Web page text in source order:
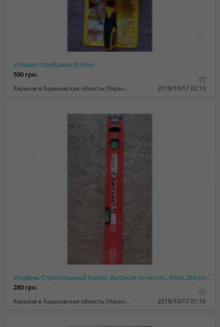
Угловая струбцина Stanley
500 грн.
Харьков в Харьковская область (Украина) 2018/10/17 02:10
Уровень Строительный Капро. Высокая точность. 60см 280грн. 80см 320грн.
280 грн.
Харьков в Харьковская область (Украина) 2018/10/17 01:10